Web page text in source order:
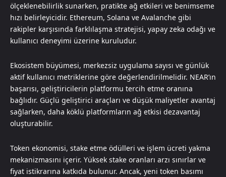
ölçeklenebilirlik sunarken, pratikte ağ etkileri ve benimseme
hızı belirleyicidir. Ethereum, Solana ve Avalanche gibi
rakipler karşısında farklılaşma stratejisi, yapay zeka odağı ve
kullanıcı deneyimi üzerine kuruludur.
Ekosistem büyümesi, merkezsiz uygulama sayısı ve günlük
aktif kullanıcı metriklerine göre değerlendirilmelidir. NEAR’ın
başarısı, geliştiricilerin platformu tercih etme oranına
bağlıdır. Güçlü geliştirici araçları ve düşük maliyetler avantaj
sağlarken, daha köklü platformların ağ etkisi dezavantaj
oluşturabilir.
Token ekonomisi, stake etme ödülleri ve işlem ücreti yakma
mekanizmasını içerir. Yüksek stake oranları arzı sınırlar ve
fiyat istikrarına katkıda bulunur. Ancak, yeni token basımı